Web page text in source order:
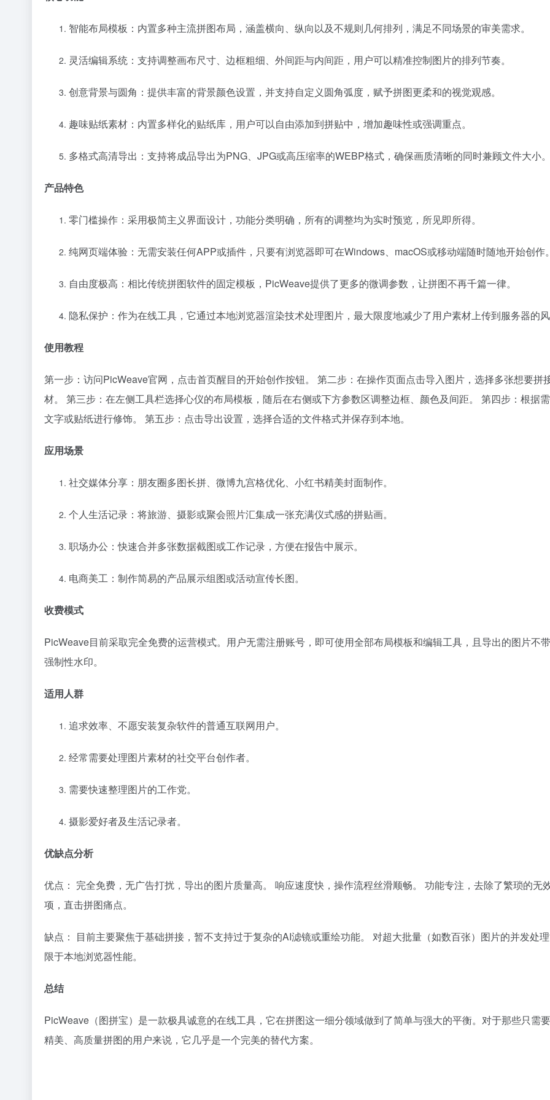
智能布局模板：内置多种主流拼图布局，涵盖横向、纵向以及不规则几何排列，满足不同场景的审美需求。
灵活编辑系统：支持调整画布尺寸、边框粗细、外间距与内间距，用户可以精准控制图片的排列节奏。
创意背景与圆角：提供丰富的背景颜色设置，并支持自定义圆角弧度，赋予拼图更柔和的视觉观感。
趣味贴纸素材：内置多样化的贴纸库，用户可以自由添加到拼贴中，增加趣味性或强调重点。
多格式高清导出：支持将成品导出为PNG、JPG或高压缩率的WEBP格式，确保画质清晰的同时兼顾文件大小
产品特色
零门槛操作：采用极简主义界面设计，功能分类明确，所有的调整均为实时预览，所见即所得。
纯网页端体验：无需安装任何APP或插件，只要有浏览器即可在Windows、macOS或移动端随时随地开始创作
自由度极高：相比传统拼图软件的固定模板，PicWeave提供了更多的微调参数，让拼图不再千篇一律。
隐私保护：作为在线工具，它通过本地浏览器渲染技术处理图片，最大限度地减少了用户素材上传到服务器的
使用教程
第一步：访问PicWeave官网，点击首页醒目的开始创作按钮。 第二步：在操作页面点击导入图片，选择多张想要拼
材。 第三步：在左侧工具栏选择心仪的布局模板，随后在右侧或下方参数区调整边框、颜色及间距。 第四步：根据
文字或贴纸进行修饰。 第五步：点击导出设置，选择合适的文件格式并保存到本地。
应用场景
社交媒体分享：朋友圈多图长拼、微博九宫格优化、小红书精美封面制作。
个人生活记录：将旅游、摄影或聚会照片汇集成一张充满仪式感的拼贴画。
职场办公：快速合并多张数据截图或工作记录，方便在报告中展示。
电商美工：制作简易的产品展示组图或活动宣传长图。
收费模式
PicWeave目前采取完全免费的运营模式。用户无需注册账号，即可使用全部布局模板和编辑工具，且导出的图片不
强制性水印。
适用人群
追求效率、不愿安装复杂软件的普通互联网用户。
经常需要处理图片素材的社交平台创作者。
需要快速整理图片的工作党。
摄影爱好者及生活记录者。
优缺点分析
优点： 完全免费，无广告打扰，导出的图片质量高。 响应速度快，操作流程丝滑顺畅。 功能专注，去除了繁琐的无
项，直击拼图痛点。
缺点： 目前主要聚焦于基础拼接，暂不支持过于复杂的AI滤镜或重绘功能。 对超大批量（如数百张）图片的并发处
限于本地浏览器性能。
总结
PicWeave（图拼宝）是一款极具诚意的在线工具，它在拼图这一细分领域做到了简单与强大的平衡。对于那些只需
精美、高质量拼图的用户来说，它几乎是一个完美的替代方案。